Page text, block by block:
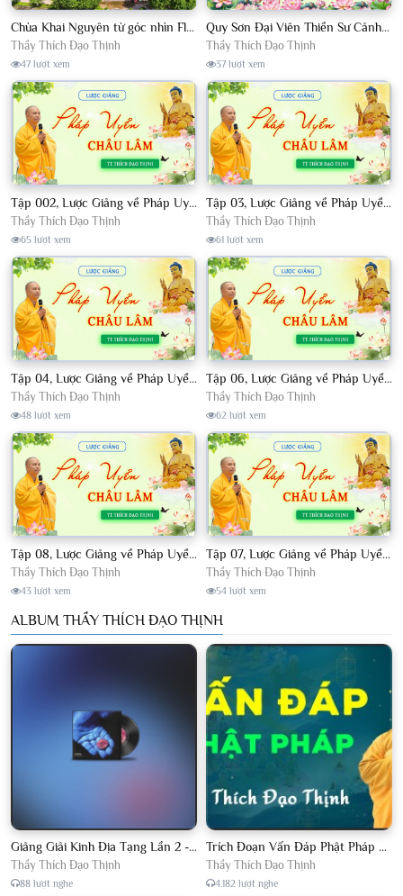
Chùa Khai Nguyên từ góc nhìn Flycam
Thầy Thích Đạo Thịnh
47 lượt xem
Quy Sơn Đại Viên Thiền Sư Cảnh Sách Văn - HT Thích Thanh Từ Việt dịch
Thầy Thích Đạo Thịnh
37 lượt xem
Tập 002, Lược Giảng về Pháp Uyển Châu Lâm, Chủ giảng TT. Thích Đạo Thịnh
Thầy Thích Đạo Thịnh
65 lượt xem
Tập 03, Lược Giảng về Pháp Uyển Châu Lâm, Chủ giảng TT Thích Đạo Thịnh
Thầy Thích Đạo Thịnh
61 lượt xem
Tập 04, Lược Giảng về Pháp Uyển Châu Lâm, Chủ giảng TT. Thích Đạo Thịnh
Thầy Thích Đạo Thịnh
48 lượt xem
Tập 06, Lược Giảng về Pháp Uyển Châu Lâm, Chủ giảng TT. Thích Đạo Thịnh
Thầy Thích Đạo Thịnh
62 lượt xem
Tập 08, Lược Giảng về Pháp Uyển Châu Lâm, Chủ giảng TT. Thích Đạo Thịnh.
Thầy Thích Đạo Thịnh
43 lượt xem
Tập 07, Lược Giảng về Pháp Uyển Châu Lâm, Chủ giảng TT Thích Đạo Thịnh
Thầy Thích Đạo Thịnh
54 lượt xem
ALBUM THẦY THÍCH ĐẠO THỊNH
Giảng Giải Kinh Địa Tạng Lần 2 - Thầy Thích Đạo Thịnh - Diệu Pháp Khai Tâm
Thầy Thích Đạo Thịnh
88 lượt nghe
Trích Đoạn Vấn Đáp Phật Pháp 2022
Thầy Thích Đạo Thịnh
4.182 lượt nghe